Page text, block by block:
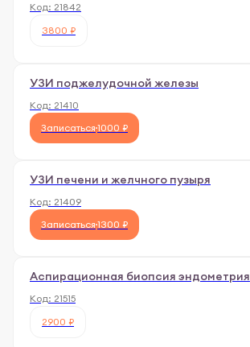
Код: 21842
3800 ₽
УЗИ поджелудочной железы
Код: 21410
Записаться 1000 ₽
УЗИ печени и желчного пузыря
Код: 21409
Записаться 1300 ₽
Аспирационная биопсия эндометрия
Код: 21515
2900 ₽